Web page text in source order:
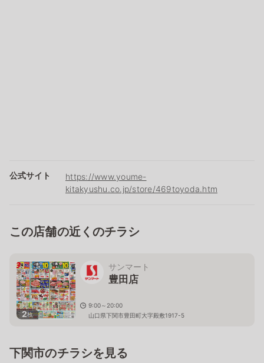
公式サイト
https://www.youme-
kitakyushu.co.jp/store/469toyoda.htm
この店舗の近くのチラシ
2枚
サンマート
豊田店
9:00～20:00
山口県下関市豊田町大字殿敷1917-5
下関市のチラシを見る